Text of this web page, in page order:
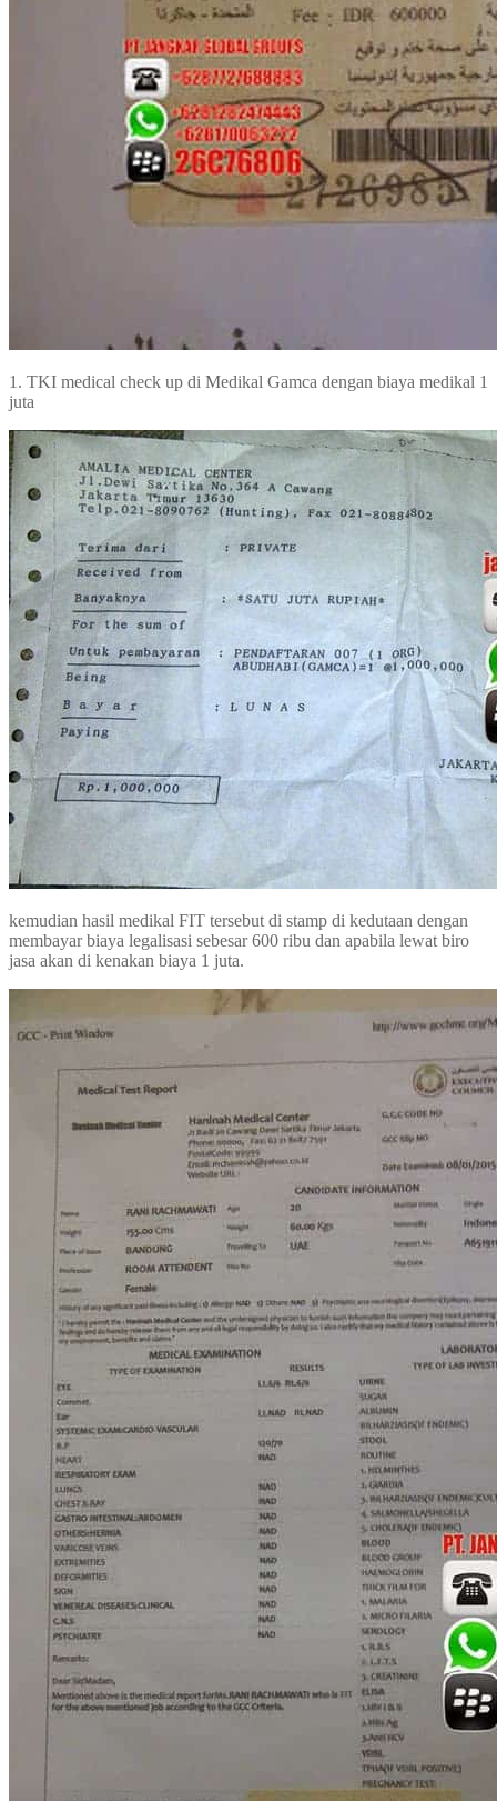
1. TKI medical check up di Medikal Gamca dengan biaya medikal 1
juta
kemudian hasil medikal FIT tersebut di stamp di kedutaan dengan
membayar biaya legalisasi sebesar 600 ribu dan apabila lewat biro
jasa akan di kenakan biaya 1 juta.